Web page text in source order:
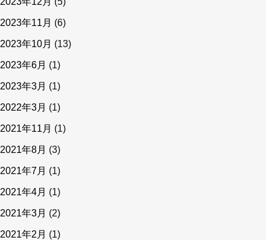
2023年11月 (6)
2023年10月 (13)
2023年6月 (1)
2023年3月 (1)
2022年3月 (1)
2021年11月 (1)
2021年8月 (3)
2021年7月 (1)
2021年4月 (1)
2021年3月 (2)
2021年2月 (1)